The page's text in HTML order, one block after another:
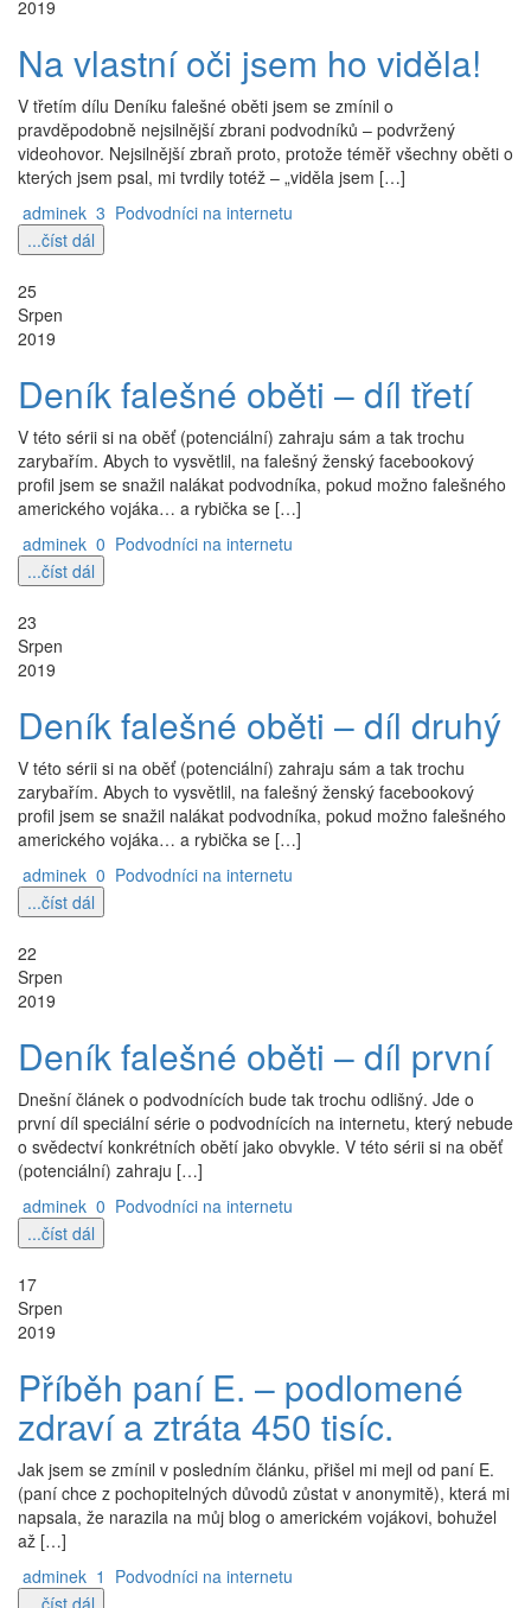
2019
Na vlastní oči jsem ho viděla!
V třetím dílu Deníku falešné oběti jsem se zmínil o
pravděpodobně nejsilnější zbrani podvodníků – podvržený
videohovor. Nejsilnější zbraň proto, protože téměř všechny oběti o
kterých jsem psal, mi tvrdily totéž – „viděla jsem […]
adminek 3 Podvodníci na internetu
...číst dál
25
Srpen
2019
Deník falešné oběti – díl třetí
V této sérii si na oběť (potenciální) zahraju sám a tak trochu
zarybařím. Abych to vysvětlil, na falešný ženský facebookový
profil jsem se snažil nalákat podvodníka, pokud možno falešného
amerického vojáka… a rybička se […]
adminek 0 Podvodníci na internetu
...číst dál
23
Srpen
2019
Deník falešné oběti – díl druhý
V této sérii si na oběť (potenciální) zahraju sám a tak trochu
zarybařím. Abych to vysvětlil, na falešný ženský facebookový
profil jsem se snažil nalákat podvodníka, pokud možno falešného
amerického vojáka… a rybička se […]
adminek 0 Podvodníci na internetu
...číst dál
22
Srpen
2019
Deník falešné oběti – díl první
Dnešní článek o podvodnících bude tak trochu odlišný. Jde o
první díl speciální série o podvodnících na internetu, který nebude
o svědectví konkrétních obětí jako obvykle. V této sérii si na oběť
(potenciální) zahraju […]
adminek 0 Podvodníci na internetu
...číst dál
17
Srpen
2019
Příběh paní E. – podlomené
zdraví a ztráta 450 tisíc.
Jak jsem se zmínil v posledním článku, přišel mi mejl od paní E.
(paní chce z pochopitelných důvodů zůstat v anonymitě), která mi
napsala, že narazila na můj blog o americkém vojákovi, bohužel
až […]
adminek 1 Podvodníci na internetu
...číst dál